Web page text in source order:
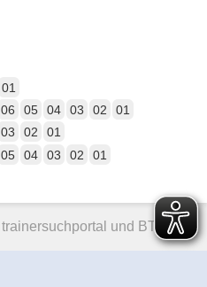
01
06 05 04 03 02 01
03 02 01
05 04 03 02
01
trainersuchportal und BTTV…